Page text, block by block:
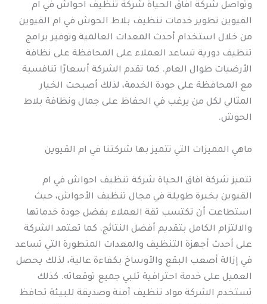
وتواصل شركة افاق الحياة شركة تنظيف احواش في ام
القيوين تطوير خدمات تنظيف بلاط الحوش في ام القيوين
من خلال استخدام أحدث المعدات العالمية وتوفير برامج
تنظيف دورية تساعد العملاء على المحافظة على نظافة
الأرضيات طوال العام. كما تقدم الشركة أسعارًا تنافسية
مع المحافظة على جودة الخدمة، لذلك أصبحت الخيار
المثالي لكل من يرغب في الحفاظ على جمال ونظافة بلاط
الحوش.
ماهي المميزات التي تتميز بها شركتنا في ام القيوين
تتميز شركة افاق الحياة شركة تنظيف احواش في ام
القيوين بخبرة طويلة في مجال تنظيف الأحواش، حيث
استطاعت أن تكتسب ثقة العملاء بفضل جودة خدماتها
والالتزام الكامل بتقديم أفضل النتائج. كما تعتمد الشركة
على أحدث أجهزة التنظيف والمعدات المتطورة التي تساعد
في إزالة أصعب البقع والأوساخ بكفاءة عالية، لذلك يحصل
العميل على خدمة احترافية تلبي جميع توقعاته. كذلك
تستخدم الشركة مواد تنظيف آمنة وصديقة للبيئة تحافظ